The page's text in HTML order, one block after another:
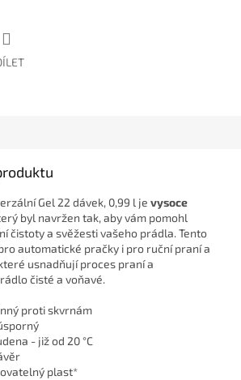
Gel 22 dávek, 0,99 l je vysoce
byl navržen tak, aby vám pomohl
čistoty a svěžesti vašeho prádla. Tento
automatické pračky i pro ruční praní a
usnadňují proces praní a
čisté a voňavé.
proti skvrnám
- již od 20 °C
plast*